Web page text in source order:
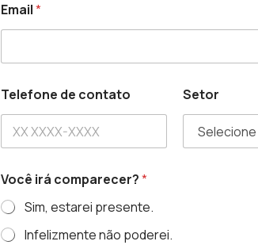
Email*
a
N
m
*
S
e
t
o
Telefone de contato Setor
Você irá comparecer?*
Sim, estarei presente.
Infelizmente não poderei.